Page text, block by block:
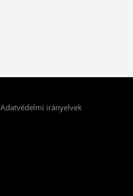
Adatvédelmi irányelvek